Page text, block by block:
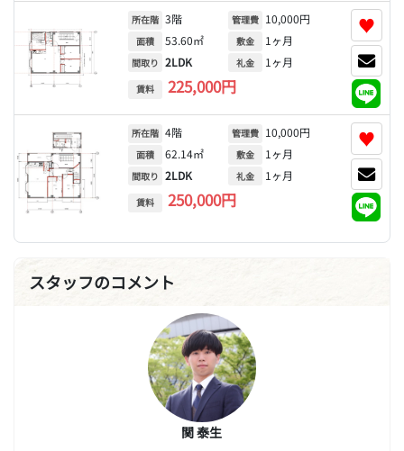
所在階 3階
面積 53.60㎡
間取り 2LDK
賃料 225,000円
管理費 10,000円
敷金 1ヶ月
礼金 1ヶ月
♥
所在階 4階
面積 62.14㎡
間取り 2LDK
賃料 250,000円
管理費 10,000円
敷金 1ヶ月
礼金 1ヶ月
♥
スタッフのコメント
関 泰生